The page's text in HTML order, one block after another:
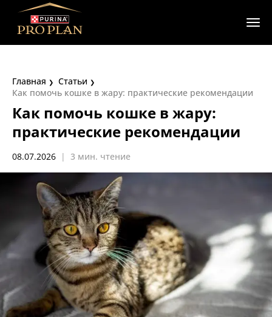
Главная
Статьи
Как помочь кошке в жару: практические рекомендации
Как помочь кошке в жару:
практические рекомендации
08.07.2026 | 3 мин. чтение